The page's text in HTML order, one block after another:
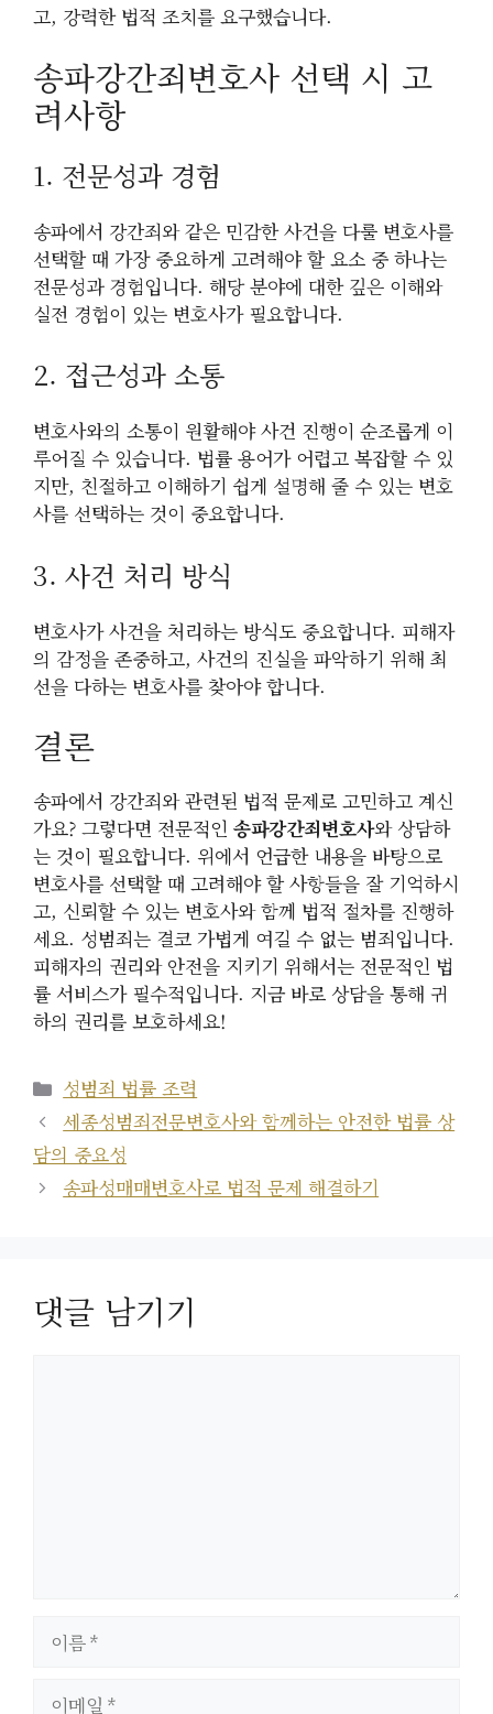
고, 강력한 법적 조치를 요구했습니다.
송파강간죄변호사 선택 시 고
려사항
1. 전문성과 경험
송파에서 강간죄와 같은 민감한 사건을 다룰 변호사를
선택할 때 가장 중요하게 고려해야 할 요소 중 하나는
전문성과 경험입니다. 해당 분야에 대한 깊은 이해와
실전 경험이 있는 변호사가 필요합니다.
2. 접근성과 소통
변호사와의 소통이 원활해야 사건 진행이 순조롭게 이
루어질 수 있습니다. 법률 용어가 어렵고 복잡할 수 있
지만, 친절하고 이해하기 쉽게 설명해 줄 수 있는 변호
사를 선택하는 것이 중요합니다.
3. 사건 처리 방식
변호사가 사건을 처리하는 방식도 중요합니다. 피해자
의 감정을 존중하고, 사건의 진실을 파악하기 위해 최
선을 다하는 변호사를 찾아야 합니다.
결론
송파에서 강간죄와 관련된 법적 문제로 고민하고 계신
가요? 그렇다면 전문적인 송파강간죄변호사와 상담하
는 것이 필요합니다. 위에서 언급한 내용을 바탕으로
변호사를 선택할 때 고려해야 할 사항들을 잘 기억하시
고, 신뢰할 수 있는 변호사와 함께 법적 절차를 진행하
세요. 성범죄는 결코 가볍게 여길 수 없는 범죄입니다.
피해자의 권리와 안전을 지키기 위해서는 전문적인 법
률 서비스가 필수적입니다. 지금 바로 상담을 통해 귀
하의 권리를 보호하세요!
카
테
고
리
성범죄 법률 조력
세종성범죄전문변호사와 함께하는 안전한 법률 상
담의 중요성
송파성매매변호사로 법적 문제 해결하기
댓글 남기기